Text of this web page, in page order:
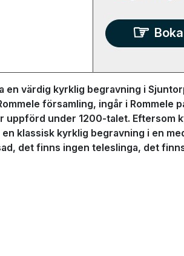
en värdig kyrklig begravning i
församling, ingår i Rommele
uppförd under 1200-talet. Eftersom
klassisk kyrklig begravning i en
det finns ingen teleslinga, det